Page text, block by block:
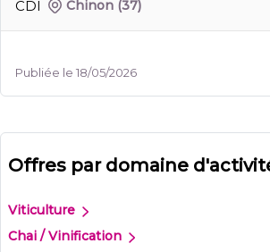
CDI Chinon (37)
Publiée le 18/05/2026
Offres par domaine
Viticulture
Chai / Vinification